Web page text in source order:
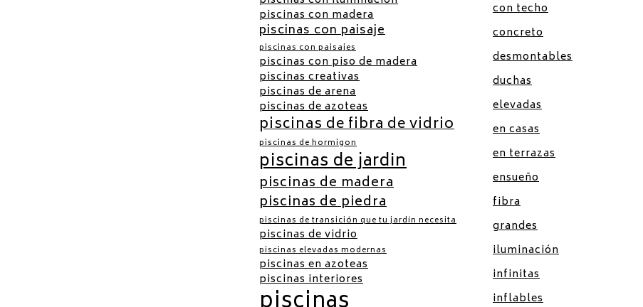
piscinas con madera
piscinas con paisaje
piscinas con paisajes
piscinas con piso de madera
piscinas creativas
piscinas de arena
piscinas de azoteas
piscinas de fibra de vidrio
piscinas de hormigon
piscinas de jardin
piscinas de madera
piscinas de piedra
piscinas de transición que tu jardín necesita
piscinas de vidrio
piscinas elevadas modernas
piscinas en azoteas
piscinas interiores
con techo
concreto
desmontables
duchas
elevadas
en casas
en terrazas
ensueño
fibra
grandes
iluminación
infinitas
inflables